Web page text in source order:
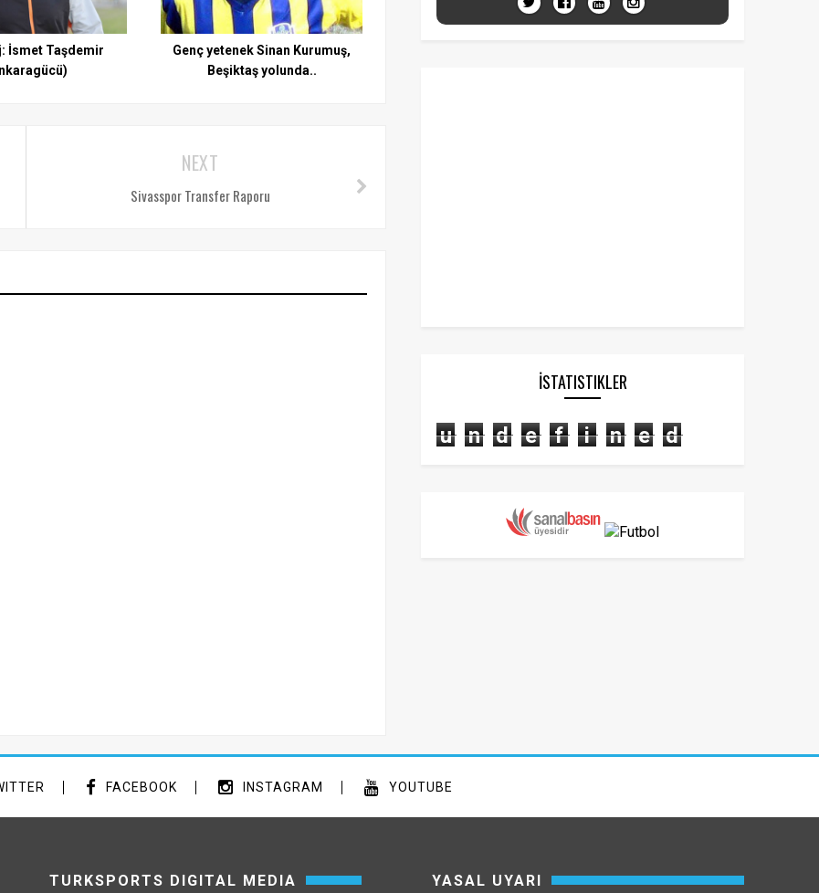
İsmet Taşdemir
Genç yetenek Sinan Kurumuş,
Beşiktaş yolunda..
NEXT
Sivasspor Transfer Raporu
İSTATISTIKLER
u n d e f i n e d
FACEBOOK INSTAGRAM YOUTUBE
TURKSPORTS DIGITAL MEDIA YASAL UYARI